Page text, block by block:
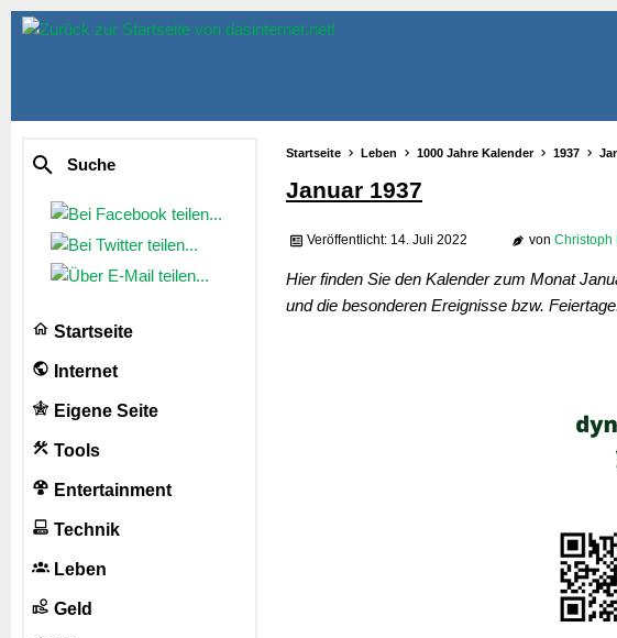
Suche
Startseite
Internet
Eigene Seite
Tools
Entertainment
Technik
Leben
Geld
Startseite Leben 1000 Jahre Kalender 1937
Januar 1937
Veröffentlicht: 14. Juli 2022 von Christoph
Hier finden Sie den Kalender zum Monat
und die besonderen Ereignisse bzw.